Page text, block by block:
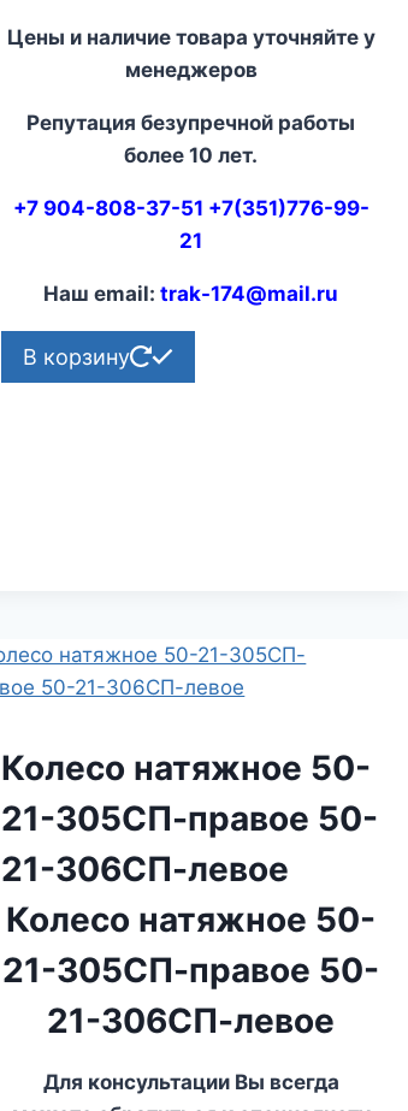
Цены и наличие товара уточняйте у
менеджеров
Репутация безупречной работы
более 10 лет.
+7 904-808-37-51 +7(351)776-99-
21
Наш email:trak-174@mail.ru
В корзину
Колесо натяжное 50-
21-305СП-правое 50-
21-306СП-левое
Колесо натяжное 50-
21-305СП-правое 50-
21-306СП-левое
Для консультации Вы всегда